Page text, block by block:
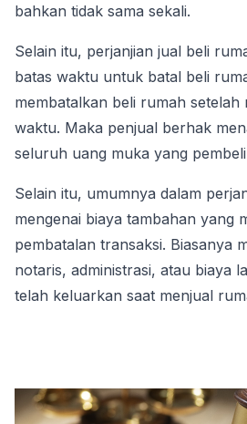
bahkan tidak sama sekali.
Selain itu, perjanjian jual beli
batas waktu untuk batal beli
membatalkan beli rumah setelah
waktu. Maka penjual berhak
seluruh uang muka yang
Selain itu, umumnya dalam
mengenai biaya tambahan yang
pembatalan transaksi. Biasanya
notaris, administrasi, atau biaya
telah keluarkan saat menjual